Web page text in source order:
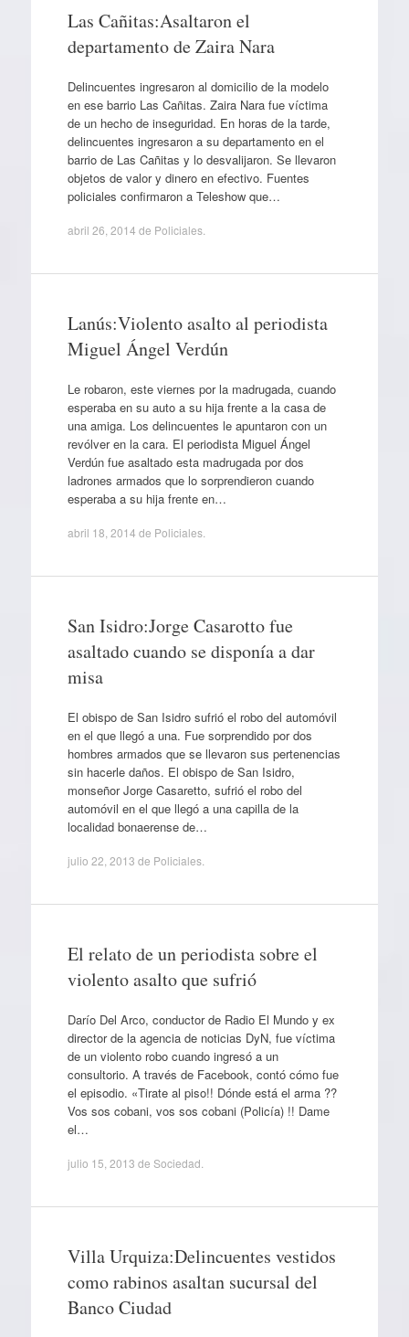
Las Cañitas:Asaltaron el
departamento de Zaira Nara
Delincuentes ingresaron al domicilio de la modelo
en ese barrio Las Cañitas. Zaira Nara fue víctima
de un hecho de inseguridad. En horas de la tarde,
delincuentes ingresaron a su departamento en el
barrio de Las Cañitas y lo desvalijaron. Se llevaron
objetos de valor y dinero en efectivo. Fuentes
policiales confirmaron a Teleshow que…
abril 26, 2014 de Policiales.
Lanús:Violento asalto al periodista
Miguel Ángel Verdún
Le robaron, este viernes por la madrugada, cuando
esperaba en su auto a su hija frente a la casa de
una amiga. Los delincuentes le apuntaron con un
revólver en la cara. El periodista Miguel Ángel
Verdún fue asaltado esta madrugada por dos
ladrones armados que lo sorprendieron cuando
esperaba a su hija frente en…
abril 18, 2014 de Policiales.
San Isidro:Jorge Casarotto fue
asaltado cuando se disponía a dar
misa
El obispo de San Isidro sufrió el robo del automóvil
en el que llegó a una. Fue sorprendido por dos
hombres armados que se llevaron sus pertenencias
sin hacerle daños. El obispo de San Isidro,
monseñor Jorge Casaretto, sufrió el robo del
automóvil en el que llegó a una capilla de la
localidad bonaerense de…
julio 22, 2013 de Policiales.
El relato de un periodista sobre el
violento asalto que sufrió
Darío Del Arco, conductor de Radio El Mundo y ex
director de la agencia de noticias DyN, fue víctima
de un violento robo cuando ingresó a un
consultorio. A través de Facebook, contó cómo fue
el episodio. «Tirate al piso!! Dónde está el arma ??
Vos sos cobani, vos sos cobani (Policía) !! Dame
el…
julio 15, 2013 de Sociedad
Villa Urquiza:Delincuentes vestidos
como rabinos asaltan sucursal del
Banco Ciudad